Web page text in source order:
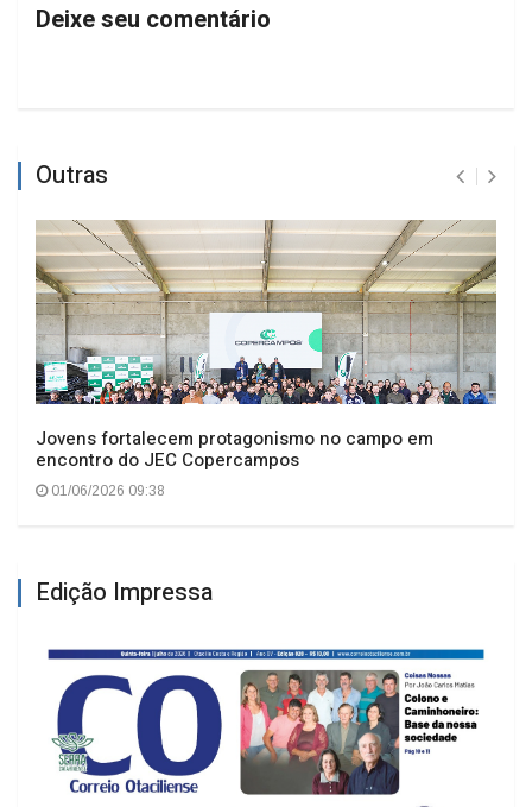
Deixe seu comentário
Outras
Jovens fortalecem protagonismo no campo em
encontro do JEC Copercampos
01/06/2026 09:38
Edição Impressa